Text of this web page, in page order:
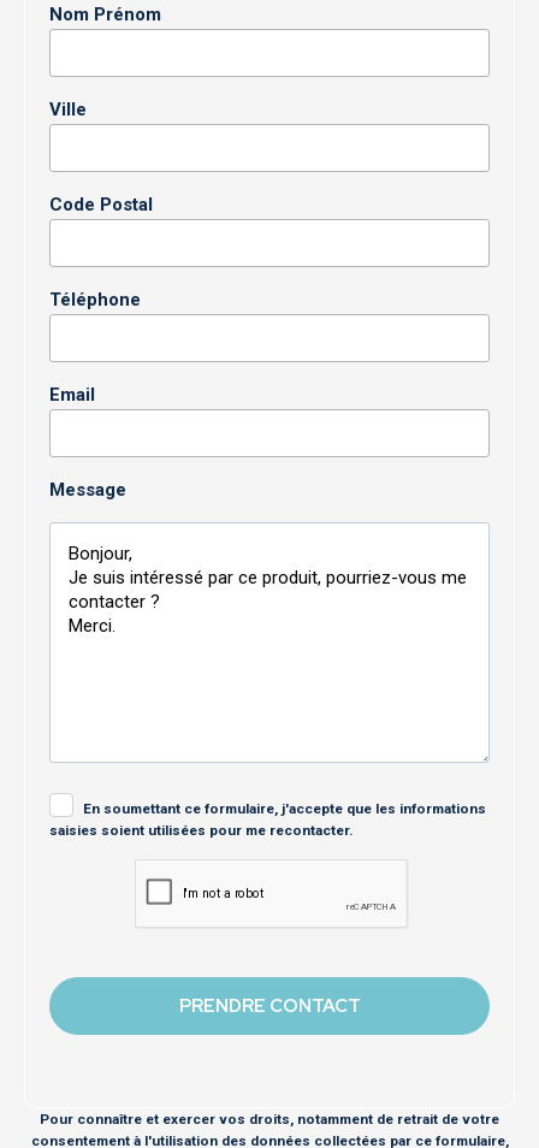
Nom Prénom
Ville
Code Postal
Téléphone
Email
Message
En soumettant ce formulaire, j'accepte que les informations
saisies soient utilisées pour me recontacter.
Pour connaître et exercer vos droits, notamment de retrait de votre
consentement à l'utilisation des données collectées par ce formulaire,